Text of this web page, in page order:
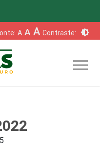
A A A Contraste: brightness_6
menu